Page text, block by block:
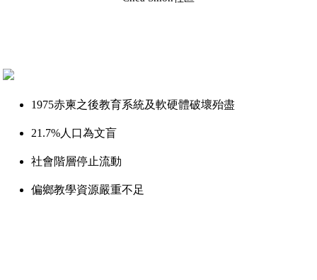
1975赤柬之後教育系統及軟硬體破壞殆盡
21.7%人口為文盲
社會階層停止流動
偏鄉教學資源嚴重不足